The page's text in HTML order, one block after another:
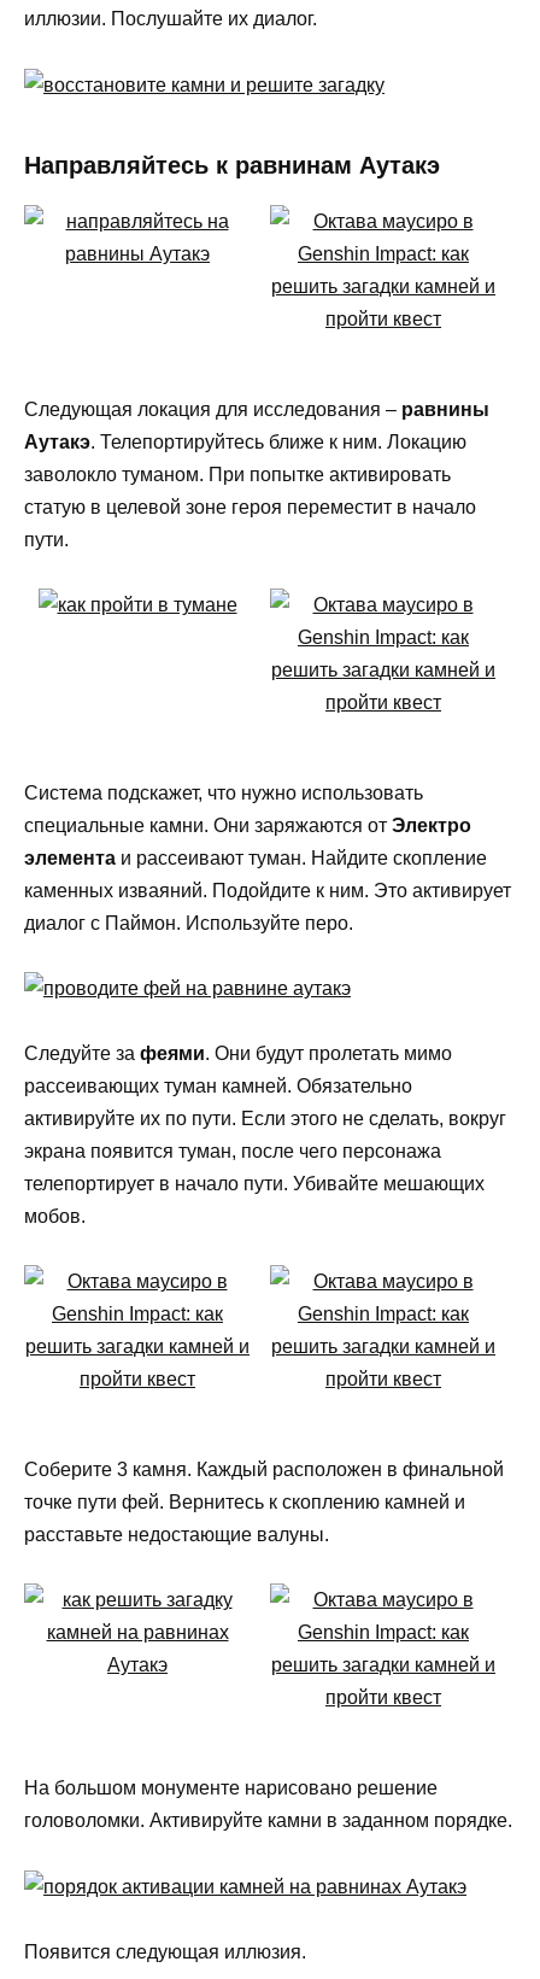
иллюзии. Послушайте их диалог.
Направляйтесь к равнинам Аутакэ
Следующая локация для исследования – равнины
Аутакэ. Телепортируйтесь ближе к ним. Локацию
заволокло туманом. При попытке активировать
статую в целевой зоне героя переместит в начало
пути.
Система подскажет, что нужно использовать
специальные камни. Они заряжаются от Электро
элемента и рассеивают туман. Найдите скопление
каменных изваяний. Подойдите к ним. Это активирует
диалог с Паймон. Используйте перо.
Следуйте за феями. Они будут пролетать мимо
рассеивающих туман камней. Обязательно
активируйте их по пути. Если этого не сделать, вокруг
экрана появится туман, после чего персонажа
телепортирует в начало пути. Убивайте мешающих
мобов.
Соберите 3 камня. Каждый расположен в финальной
точке пути фей. Вернитесь к скоплению камней и
расставьте недостающие валуны.
На большом монументе нарисовано решение
головоломки. Активируйте камни в заданном порядке.
Появится следующая иллюзия.